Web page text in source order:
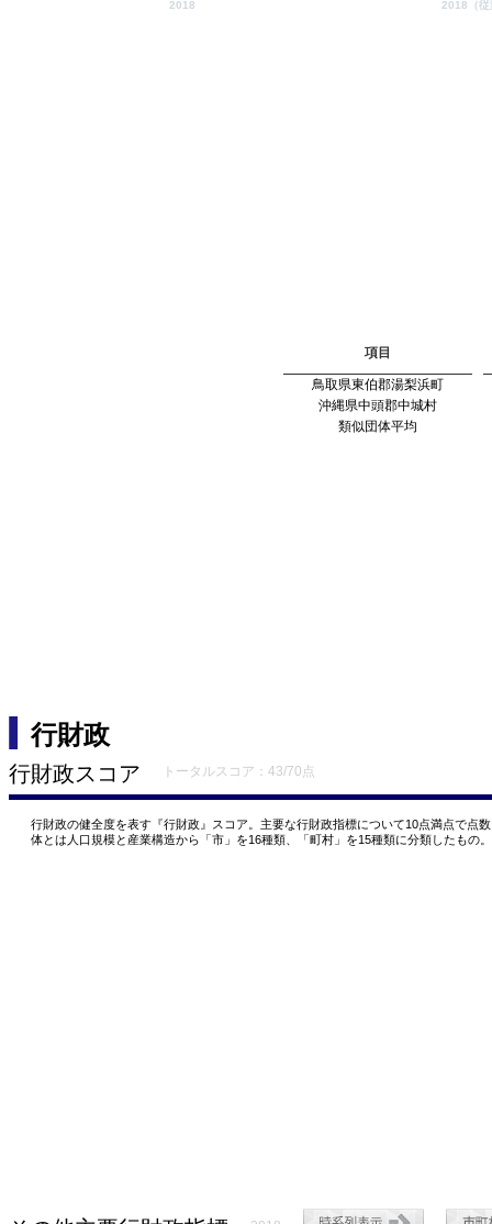
2018 2018（
項目
鳥取県東伯郡湯梨浜町
沖縄県中頭郡中城村
類似団体平均
行財政
行財政スコア トータルスコア：43/70点
行財政の健全度を表す『行財政』スコア。主要な行財政指標について10点満点で点
体とは人口規模と産業構造から「市」を16種類、「町村」を15種類に分類したもの